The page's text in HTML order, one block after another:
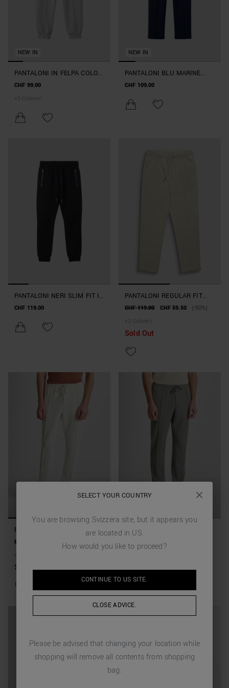
NEW IN
PANTALONI IN FELPA COLOR
PIETRA CARROT FIT IN
METALLICA
CHF 99.00
+ 3 Colore/i
NEW IN
PANTALONI BLU MARINE
REGULAR FIT IN INTERLOCK
E PROFILI SULLE GAMBE
CHF 109.00
PANTALONI NERI SLIM FIT IN
INTERLOCK CON COSTINE
METALLICA SULLA TASCA
CHF 119.00
PANTALONI REGULAR FIT
"CODY" IN TWILL DI COTONE
CHF 119.00 CHF 59.50
(-50%)
+ 3 Colore/i
Sold Out
PANTALONI REGULAR FIT
"CODY" IN TWILL DI COTONE
CHF 119.00 CHF 59.50
(-50%)
Sold Out
PANTALONI REGULAR FIT
ELASTICIZZATO
CHF 59.50
Sold Out
SELECT YOUR COUNTRY
You are browsing Svizzera site, but it appears you
are located in US.
How would you like to proceed?
CONTINUE TO US SITE.
CLOSE ADVICE.
Please be advised that changing your location while
shopping will remove all contents from shopping
bag.